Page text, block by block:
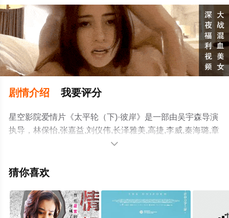
剧情介绍 我要评分
星空影院爱情片《太平轮（下)·彼岸》是一部由吴宇森导演
执导，林保怡,张嘉益,刘仪伟,长泽雅美,高捷,李威,秦海璐,章
子怡,杨祐宁,王千源,李光复,方青卓,舒耀瑄,佟大为,林美秀,
俞飞鸿,乔鸣麟,伊正,金城武,傅天骄,寇世勋,丛珊,宋慧乔,寇
国香港电影，大结局剧情已揭晓（1-1全集），手机免费观
看高清无删减完整版电影大全就上星空影视，更多相关信

猜你喜欢